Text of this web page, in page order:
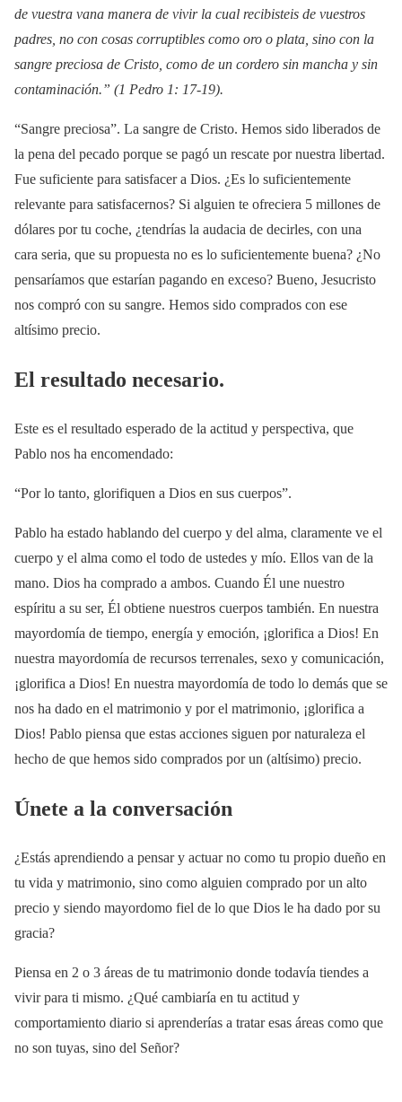
de vuestra vana manera de vivir la cual recibisteis de vuestros
padres, no con cosas corruptibles como oro o plata, sino con la
sangre preciosa de Cristo, como de un cordero sin mancha y sin
contaminación.” (1 Pedro 1: 17-19).
“Sangre preciosa”. La sangre de Cristo. Hemos sido liberados de
la pena del pecado porque se pagó un rescate por nuestra libertad.
Fue suficiente para satisfacer a Dios. ¿Es lo suficientemente
relevante para satisfacernos? Si alguien te ofreciera 5 millones de
dólares por tu coche, ¿tendrías la audacia de decirles, con una
cara seria, que su propuesta no es lo suficientemente buena? ¿No
pensaríamos que estarían pagando en exceso? Bueno, Jesucristo
nos compró con su sangre. Hemos sido comprados con ese
altísimo precio.
El resultado necesario.
Este es el resultado esperado de la actitud y perspectiva, que
Pablo nos ha encomendado:
“Por lo tanto, glorifiquen a Dios en sus cuerpos”.
Pablo ha estado hablando del cuerpo y del alma, claramente ve el
cuerpo y el alma como el todo de ustedes y mío. Ellos van de la
mano. Dios ha comprado a ambos. Cuando Él une nuestro
espíritu a su ser, Él obtiene nuestros cuerpos también. En nuestra
mayordomía de tiempo, energía y emoción, ¡glorifica a Dios! En
nuestra mayordomía de recursos terrenales, sexo y comunicación,
¡glorifica a Dios! En nuestra mayordomía de todo lo demás que se
nos ha dado en el matrimonio y por el matrimonio, ¡glorifica a
Dios! Pablo piensa que estas acciones siguen por naturaleza el
hecho de que hemos sido comprados por un (altísimo) precio.
Únete a la conversación
¿Estás aprendiendo a pensar y actuar no como tu propio dueño en
tu vida y matrimonio, sino como alguien comprado por un alto
precio y siendo mayordomo fiel de lo que Dios le ha dado por su
gracia?
Piensa en 2 o 3 áreas de tu matrimonio donde todavía tiendes a
vivir para ti mismo. ¿Qué cambiaría en tu actitud y
comportamiento diario si aprenderías a tratar esas áreas como que
no son tuyas, sino del Señor?